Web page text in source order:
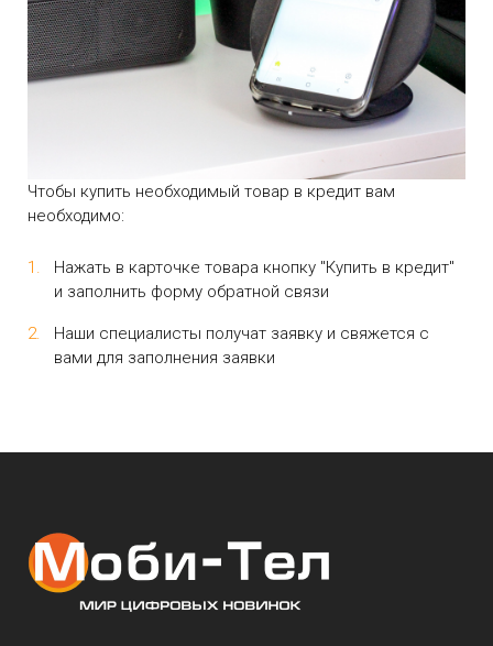
Моби-Тел Сервис (+7 978 605 87 57)
mobitelzakaz@bk.ru
+7 978 555 87 57
Обратный вызов
Чтобы купить необходимый товар в кредит вам
необходимо:
Нажать в карточке товара кнопку "Купить в кредит"
и заполнить форму обратной связи
Наши специалисты получат заявку и свяжется с
вами для заполнения заявки